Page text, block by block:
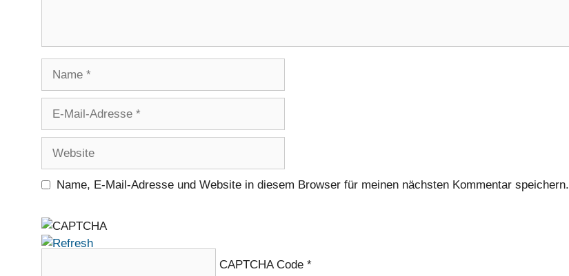
Adresse
Name, E-Mail-Adresse und Website in diesem Browser für meinen nächsten Kommentar speichern.
CAPTCHA Code *